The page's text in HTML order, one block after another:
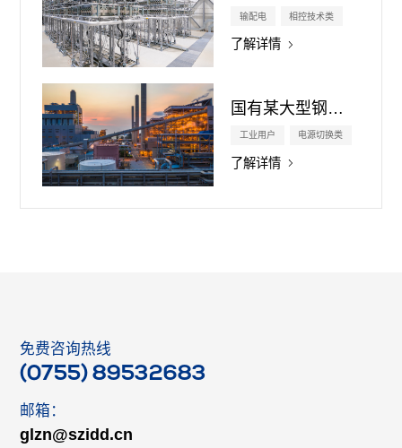
输配电 相控技术类
了解详情
国有某大型钢铁企业
工业用户 电源切换类
了解详情
免费咨询热线
(0755) 89532683
邮箱：
glzn@szidd.cn